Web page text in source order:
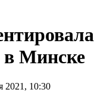
в Минске
2021, 10:30